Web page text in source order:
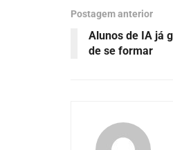
Postagem anterior
Alunos de IA já
de se formar